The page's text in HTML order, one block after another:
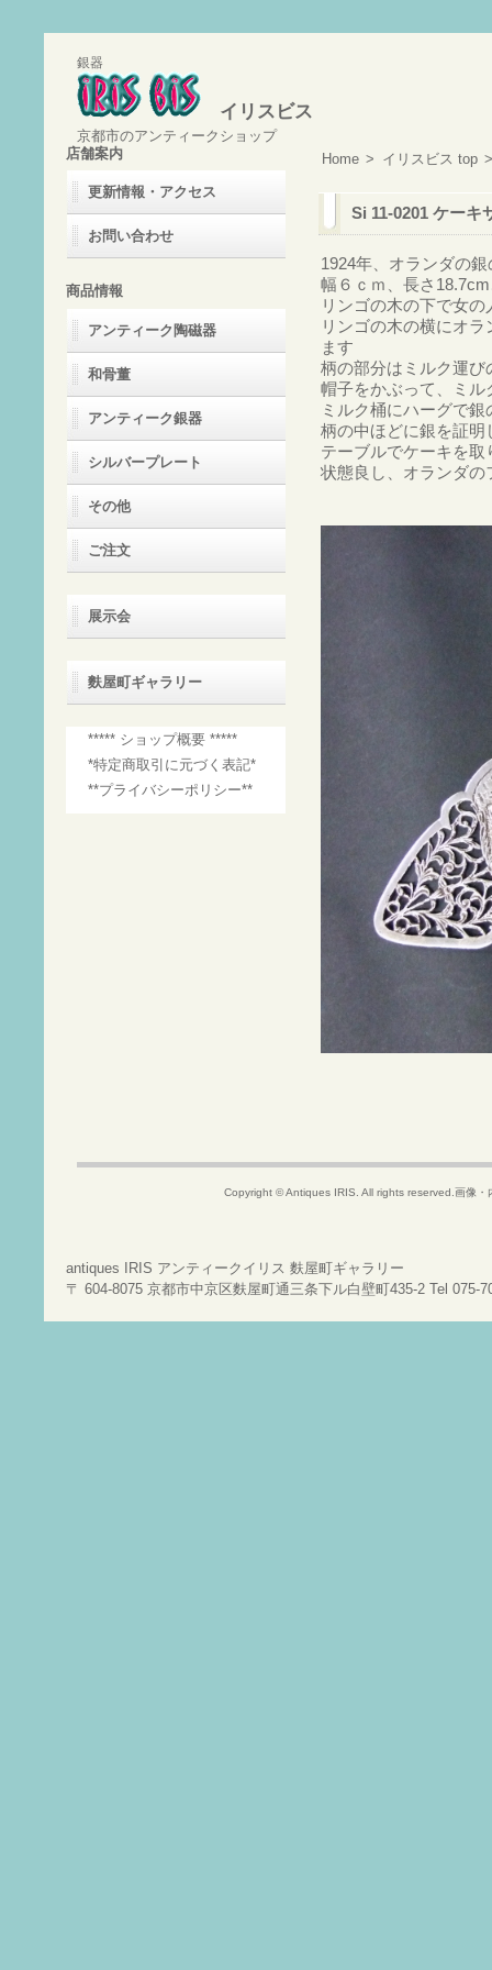
銀器
イリスビス
京都市のアンティークショップ
Home > イリスビス top
Si 11-0201 ケーキ
1924年、オランダの
幅６ｃｍ、長さ
リンゴの木の下で女
リンゴの木の横にオ
ます
柄の部分はミルク運び
帽子をかぶって、ミル
ミルク桶にハーグで
柄の中ほどに銀を証明
テーブルでケーキを
状態良し、オランダの
店舗案内
更新情報・アクセス
お問い合わせ
商品情報
アンティーク陶磁器
和骨董
アンティーク銀器
シルバープレート
その他
ご注文
展示会
麩屋町ギャラリー
***** ショップ概要 *****
*特定商取引に元づく表記*
**プライバシーポリシー**
Copyright © Antiques IRIS. All rights reserved.画像・
antiques IRIS アンティークイリス 麩屋町ギャラリー
〒 604-8075 京都市中京区麩屋町通三条下ル白壁町435-2 Tel 075-